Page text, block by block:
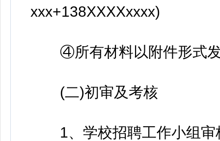
xxx+138XXXXxxxx)
④所有材料以附件形式
(二)初审及考核
1、学校招聘工作小组审